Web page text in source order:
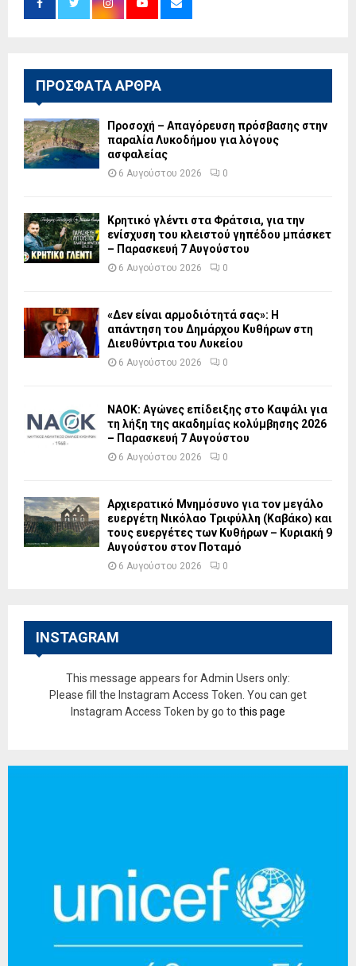
ΠΡΟΣΦΑΤΑ ΑΡΘΡΑ
Προσοχή – Απαγόρευση πρόσβασης στην
παραλία Λυκοδήμου για λόγους
ασφαλείας
6 Αυγούστου 2026 0
Κρητικό γλέντι στα Φράτσια, για την
ενίσχυση του κλειστού γηπέδου μπάσκετ
– Παρασκευή 7 Αυγούστου
6 Αυγούστου 2026 0
«Δεν είναι αρμοδιότητά σας»: Η
απάντηση του Δημάρχου Κυθήρων στη
Διευθύντρια του Λυκείου
6 Αυγούστου 2026 0
ΝΑΟΚ: Αγώνες επίδειξης στο Καψάλι για
τη λήξη της ακαδημίας κολύμβησης 2026
– Παρασκευή 7 Αυγούστου
6 Αυγούστου 2026 0
Αρχιερατικό Μνημόσυνο για τον μεγάλο
ευεργέτη Νικόλαο Τριφύλλη (Καβάκο) και
τους ευεργέτες των Κυθήρων – Κυριακή 9
Αυγούστου στον Ποταμό
6 Αυγούστου 2026 0
INSTAGRAM
This message appears for Admin Users only:
Please fill the Instagram Access Token. You can get
Instagram Access Token by go to this page